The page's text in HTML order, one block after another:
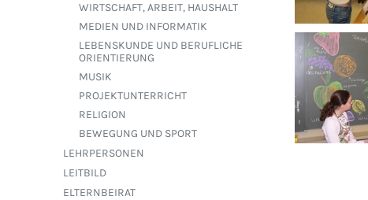
WIRTSCHAFT, ARBEIT, HAUSHALT
MEDIEN UND INFORMATIK
LEBENSKUNDE UND BERUFLICHE
ORIENTIERUNG
MUSIK
PROJEKTUNTERRICHT
RELIGION
BEWEGUNG UND SPORT
LEHRPERSONEN
LEITBILD
ELTERNBEIRAT